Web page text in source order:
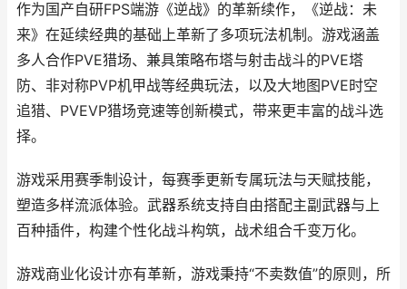
作为国产自研FPS端游《逆战》的革新续作，《逆战：未
来》在延续经典的基础上革新了多项玩法机制。游戏涵盖
多人合作PVE猎场、兼具策略布塔与射击战斗的PVE塔
防、非对称PVP机甲战等经典玩法，以及大地图PVE时空
追猎、PVEVP猎场竞速等创新模式，带来更丰富的战斗选
择。
游戏采用赛季制设计，每赛季更新专属玩法与天赋技能，
塑造多样流派体验。武器系统支持自由搭配主副武器与上
百种插件，构建个性化战斗构筑，战术组合千变万化。
游戏商业化设计亦有革新，游戏秉持“不卖数值”的原则，所